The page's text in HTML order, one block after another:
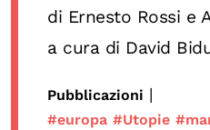
Pubblicazioni
Storie di
Elezioni dal mondo
di Ernesto Rossi e
a cura di David
Pubblicazioni |
#europa #Utopie